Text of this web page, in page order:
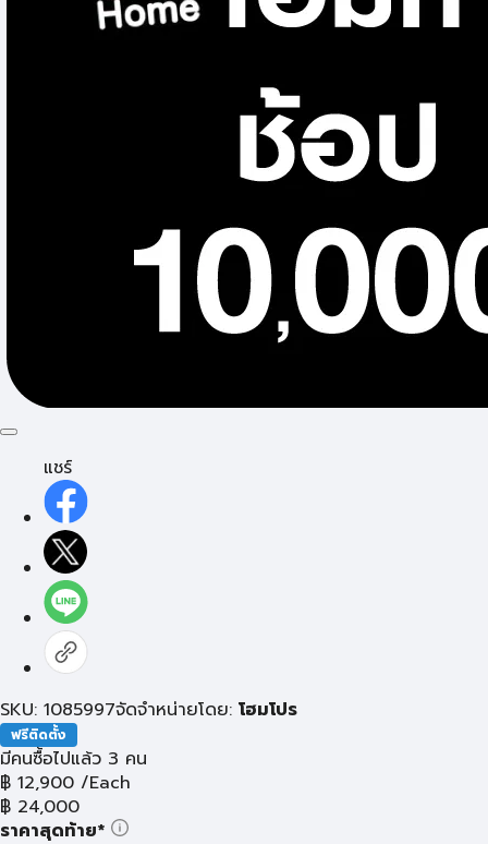
แชร์
SKU: 1085997จัดจำหน่ายโดย: โฮมโปร
ฟรีติดตั้ง
มีคนซื้อไปแล้ว 3 คน
฿ 12,900 /Each
฿ 24,000
ราคาสุดท้าย*